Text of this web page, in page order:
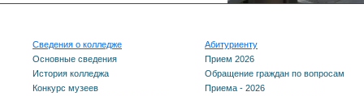
Сведения о колледже
Основные сведения
История колледжа
Конкурс музеев
Абитуриенту
Прием 2026
Обращение граждан по вопросам
Приема - 2026